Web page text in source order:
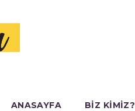
ANASAYFA BIZ KIMIZ?